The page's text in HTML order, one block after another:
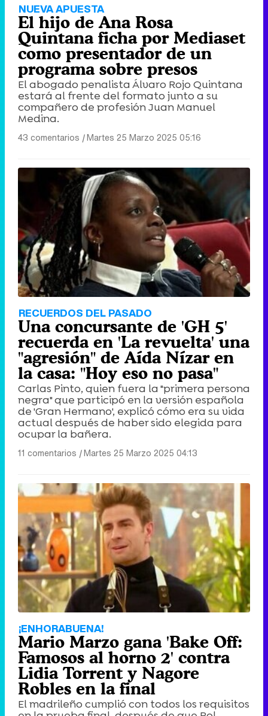
NUEVA APUESTA
El hijo de Ana Rosa
Quintana ficha por Mediaset
como presentador de un
programa sobre presos
El abogado penalista Álvaro Rojo Quintana
estará al frente del formato junto a su
compañero de profesión Juan Manuel
Medina.
43 comentarios |Martes 25 Marzo 2025 05:16
RECUERDOS DEL PASADO
Una concursante de 'GH 5'
recuerda en 'La revuelta' una
"agresión" de Aída Nízar en
la casa: "Hoy eso no pasa"
Carlas Pinto, quien fuera la "primera persona
negra" que participó en la versión española
de 'Gran Hermano', explicó cómo era su vida
actual después de haber sido elegida para
ocupar la bañera.
11 comentarios |Martes 25 Marzo 2025 04:13
¡ENHORABUENA!
Mario Marzo gana 'Bake Off:
Famosos al horno 2' contra
Lidia Torrent y Nagore
Robles en la final
El madrileño cumplió con todos los requisitos